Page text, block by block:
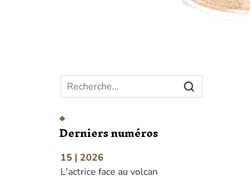
Menu principal
Derniers numéros
15 | 2026
L'actrice face au volcan